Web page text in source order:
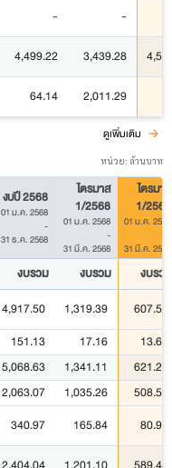
- -
4,499.22 3,439.28
64.14 2,011.29
ดูเพิ่มเติม
หน่วย: ล้านบาท
งบปี 2568
01 ม.ค. 2568
-
31 ธ.ค. 2568
ไตรมาส
1/2568
01 ม.ค. 2568
-
31 มี.ค. 2568
ไตรมาส
1/2569
01 ม.ค. 2569
31 มี.ค. 2569
งบรวม งบรวม งบรวม
4,917.50 1,319.39 607.57
151.13 17.16 13.66
5,068.63 1,341.11 621.23
2,063.07 1,035.26 508.52
340.97 165.84 80.93